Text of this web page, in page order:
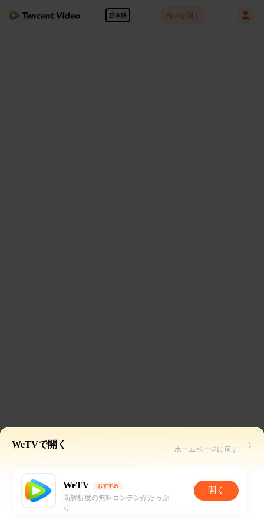
日本語 Appを開く
WeTVで開く ホームページに戻す
WeTV おすすめ
高解析度の無料コンテンがたっぷ
り
開く